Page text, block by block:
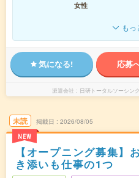
女性
もっ
気になる! 応募
派遣会社 日研トータルソーシン
未読
NEW
掲載日 2026/08/05
【オープニング募集】
き添いも仕事の1つ